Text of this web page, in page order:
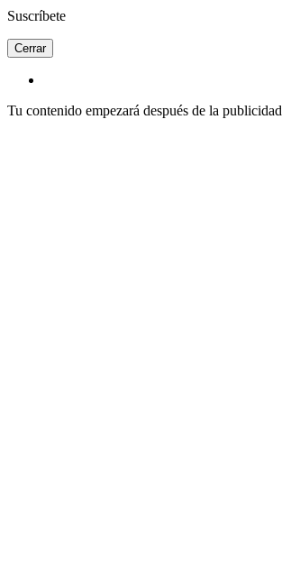
Suscríbete
Cerrar
Tu contenido empezará después de la publicidad